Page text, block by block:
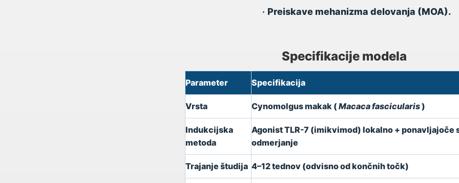
• Preiskave mehanizma delovanja (MOA).
Specifikacije modela
Parameter Specifikacija
Vrsta Cynomolgus makak (Macaca fascicularis)
Indukcijska
metoda
Agonist TLR-7 (imikvimod) lokalno + ponavljajoče
odmerjanje
Trajanje študija 4–12 tednov (odvisno od končnih točk)